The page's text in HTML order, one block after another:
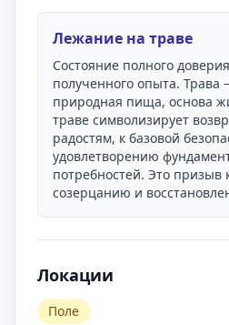
Лежание на траве
Состояние полного
полученного опыта. Трава
природная пища, основа
траве символизирует
радостям, к базовой
удовлетворению
потребностей. Это призыв
созерцанию и
Локации
Поле